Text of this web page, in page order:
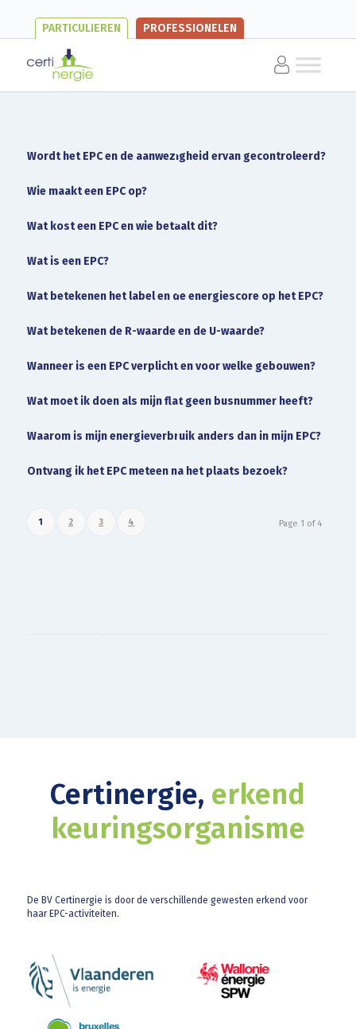
PARTICULIEREN PROFESSIONELEN
Wordt het EPC en de aanwezigheid ervan gecontroleerd?
Wie maakt een EPC op?
Wat kost een EPC en wie betaalt dit?
Wat is een EPC?
Wat betekenen het label en de energiescore op het EPC?
Wat betekenen de R-waarde en de U-waarde?
Wanneer is een EPC verplicht en voor welke gebouwen?
Wat moet ik doen als mijn flat geen busnummer heeft?
Waarom is mijn energieverbruik anders dan in mijn EPC?
Ontvang ik het EPC meteen na het plaats bezoek?
Page 1 of 4
1 2 3 4
Certinergie, erkend
keuringsorganisme
De BV Certinergie is door de verschillende gewesten erkend voor
haar EPC-activiteiten.